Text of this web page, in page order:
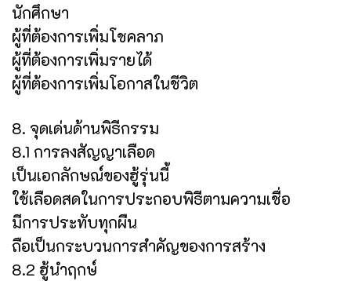
นักศึกษา
ผู้ที่ต้องการเพิ่มโชคลาภ
ผู้ที่ต้องการเพิ่มรายได้
ผู้ที่ต้องการเพิ่มโอกาสในชีวิต
8. จุดเด่นด้านพิธีกรรม
8.1 การลงสัญญาเลือด
เป็นเอกลักษณ์ของฮู้รุ่นนี้
ใช้เลือดสดในการประกอบพิธีตามความเชื่อ
มีการประทับทุกผืน
ถือเป็นกระบวนการสำคัญของการสร้าง
8.2 ฮู้นำฤกษ์